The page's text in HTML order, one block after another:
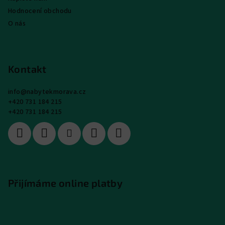
Hodnocení obchodu
O nás
Kontakt
info@nabytekmorava.cz
+420 731 184 215
+420 731 184 215
Přijímáme online platby